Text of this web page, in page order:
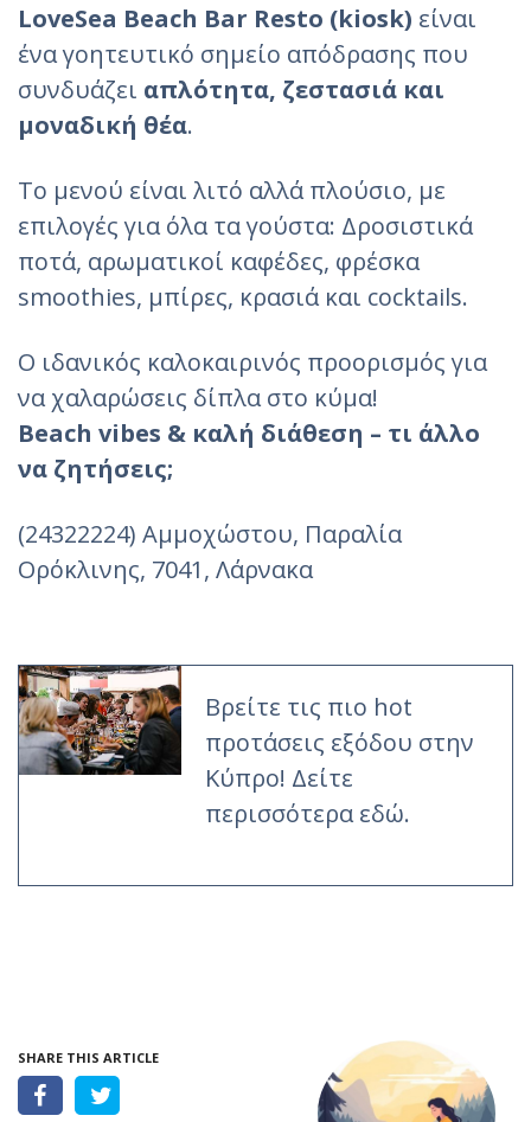
LoveSea Beach Bar Resto (kiosk) είναι
ένα γοητευτικό σημείο απόδρασης που
συνδυάζει απλότητα, ζεστασιά και
μοναδική θέα.
Το μενού είναι λιτό αλλά πλούσιο, με
επιλογές για όλα τα γούστα: Δροσιστικά
ποτά, αρωματικοί καφέδες, φρέσκα
smoothies, μπίρες, κρασιά και cocktails.
Ο ιδανικός καλοκαιρινός προορισμός για
να χαλαρώσεις δίπλα στο κύμα!
Beach vibes & καλή διάθεση – τι άλλο
να ζητήσεις;
(24322224) Αμμοχώστου, Παραλία
Ορόκλινης, 7041, Λάρνακα
Βρείτε τις πιο hot
προτάσεις εξόδου στην
Κύπρο! Δείτε
περισσότερα εδώ.
SHARE THIS ARTICLE